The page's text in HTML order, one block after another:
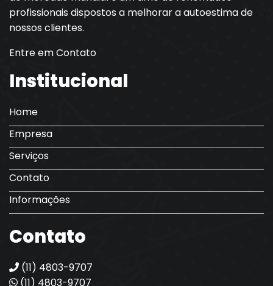
profissionais dispostos a melhorar a autoestima de
nossos clientes.
Entre em Contato
Institucional
Home
Empresa
Serviços
Contato
Informações
Contato
(11) 4803-9707
(11) 4803-9707